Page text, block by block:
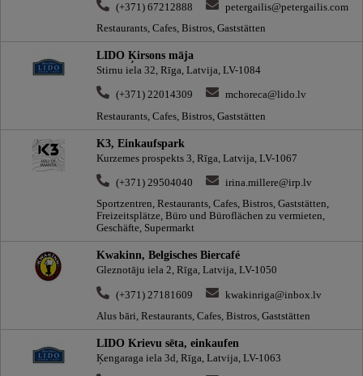
(+371) 67212888
petergailis@petergailis.com
Restaurants, Cafes, Bistros, Gaststätten
LIDO Ķirsons māja
Stirnu iela 32, Rīga, Latvija, LV-1084
(+371) 22014309
mchoreca@lido.lv
Restaurants, Cafes, Bistros, Gaststätten
K3, Einkaufspark
Kurzemes prospekts 3, Rīga, Latvija, LV-1067
(+371) 29504040
irina.millere@irp.lv
Sportzentren, Restaurants, Cafes, Bistros, Gaststätten,
Freizeitsplätze, Büro und Büroflächen zu vermieten,
Geschäfte, Supermarkt
Kwakinn, Belgisches Biercafé
Gleznotāju iela 2, Rīga, Latvija, LV-1050
(+371) 27181609
kwakinriga@inbox.lv
Alus bāri, Restaurants, Cafes, Bistros, Gaststätten
LIDO Krievu sēta, einkaufen
Ķengaraga iela 3d, Rīga, Latvija, LV-1063